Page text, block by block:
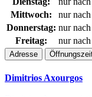
Mittwoch:
nur
Donnerstag: nur
Freitag:
nur
Adresse
Dimitrios Axourgos